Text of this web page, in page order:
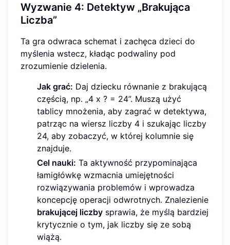
Wyzwanie 4: Detektyw „Brakująca
Liczba”
Ta gra odwraca schemat i zachęca dzieci do
myślenia wstecz, kładąc podwaliny pod
zrozumienie dzielenia.
Jak grać: Daj dziecku równanie z brakującą
częścią, np. „4 x ? = 24”. Muszą użyć
tablicy mnożenia, aby zagrać w detektywa,
patrząc na wiersz liczby 4 i szukając liczby
24, aby zobaczyć, w której kolumnie się
znajduje.
Cel nauki: Ta aktywność przypominająca
łamigłówkę wzmacnia umiejętności
rozwiązywania problemów i wprowadza
koncepcję operacji odwrotnych. Znalezienie
brakującej liczby sprawia, że myślą bardziej
krytycznie o tym, jak liczby się ze sobą
wiążą.